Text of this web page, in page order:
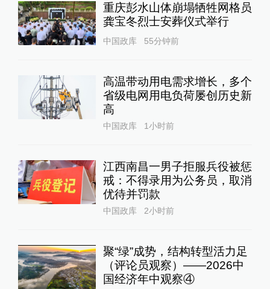
重庆彭水山体崩塌牺牲网格员
龚宝冬烈士安葬仪式举行
中国政库 55分钟前
高温带动用电需求增长，多个
省级电网用电负荷屡创历史新
高
中国政库 1小时前
江西南昌一男子拒服兵役被惩
戒：不得录用为公务员，取消
优待并罚款
中国政库 2小时前
聚“绿”成势，结构转型活力足
（评论员观察）——2026中
国经济年中观察④